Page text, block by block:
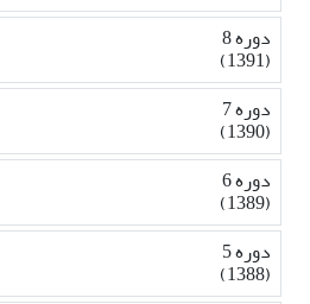
دوره 8
(1391)
دوره 7
(1390)
دوره 6
(1389)
دوره 5
(1388)